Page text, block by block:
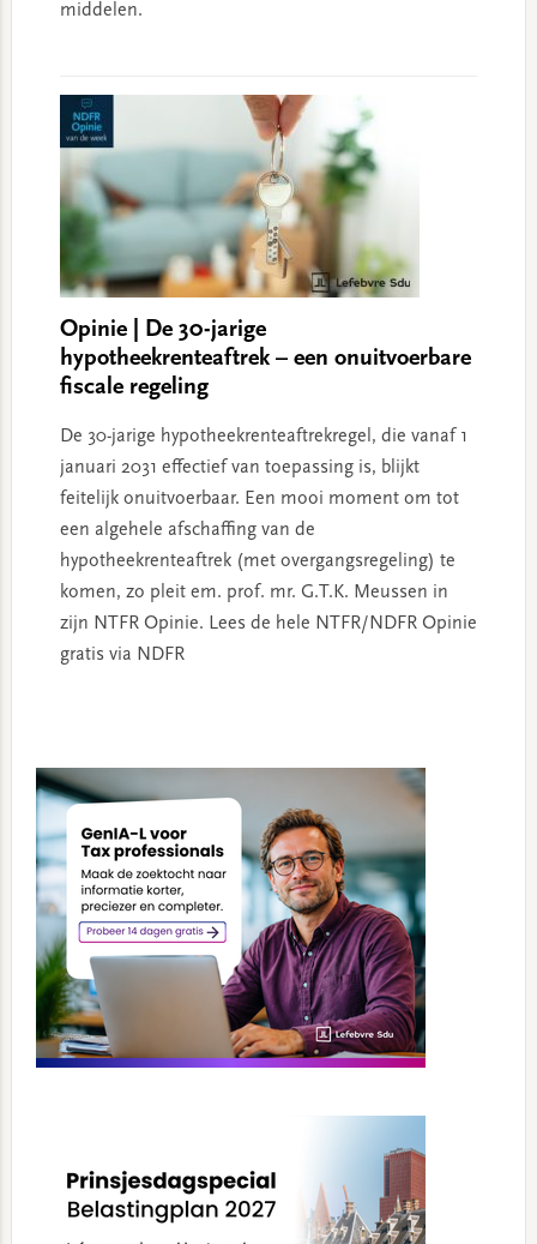
middelen.
Opinie | De 30-jarige
hypotheekrenteaftrek – een onuitvoerbare
fiscale regeling
De 30-jarige hypotheekrenteaftrekregel, die vanaf 1
januari 2031 effectief van toepassing is, blijkt
feitelijk onuitvoerbaar. Een mooi moment om tot
een algehele afschaffing van de
hypotheekrenteaftrek (met overgangsregeling) te
komen, zo pleit em. prof. mr. G.T.K. Meussen in
zijn NTFR Opinie. Lees de hele NTFR/NDFR Opinie
gratis via NDFR
Sidebar